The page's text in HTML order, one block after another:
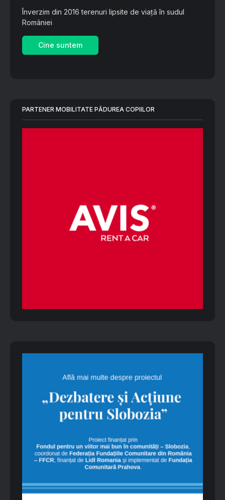
Înverzim din 2016 terenuri lipsite de viață în sudul
României
Cine suntem
PARTENER MOBILITATE PĂDUREA COPIILOR